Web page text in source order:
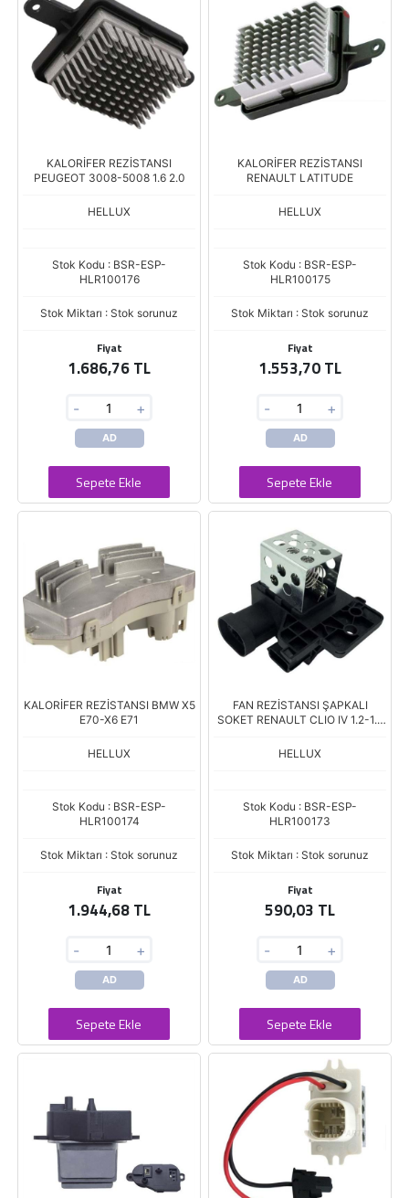
KALORİFER REZİSTANSI
PEUGEOT 3008-5008 1.6 2.0
HELLUX
Stok Kodu : BSR-ESP-
HLR100176
Stok Miktarı : Stok sorunuz
Fiyat
1.686,76 TL
- +
AD
Sepete Ekle
KALORİFER REZİSTANSI
RENAULT LATITUDE
HELLUX
Stok Kodu : BSR-ESP-
HLR100175
Stok Miktarı : Stok sorunuz
Fiyat
1.553,70 TL
- +
AD
Sepete Ekle
KALORİFER REZİSTANSI BMW X5
E70-X6 E71
HELLUX
Stok Kodu : BSR-ESP-
HLR100174
Stok Miktarı : Stok sorunuz
Fiyat
1.944,68 TL
- +
AD
Sepete Ekle
FAN REZİSTANSI ŞAPKALI
SOKET RENAULT CLIO IV 1.2-1.5
1.2 16V DOKKER
HELLUX
Stok Kodu : BSR-ESP-
HLR100173
Stok Miktarı : Stok sorunuz
Fiyat
590,03 TL
- +
AD
Sepete Ekle